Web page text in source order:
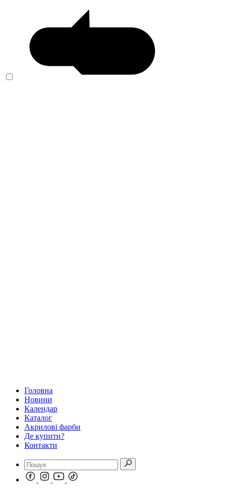
Головна
Новини
Календар
Каталог
Акрилові фарби
Де купити?
Контакти